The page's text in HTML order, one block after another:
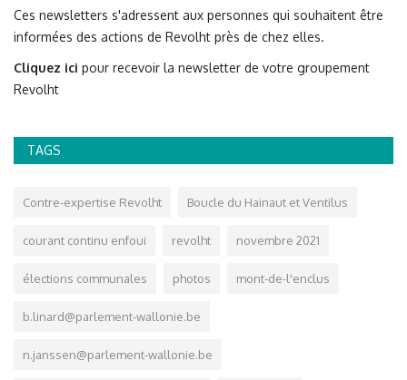
Ces newsletters s'adressent aux personnes qui souhaitent être
informées des actions de Revolht près de chez elles.
Cliquez ici pour recevoir la newsletter de votre groupement
Revolht
TAGS
Contre-expertise Revolht Boucle du Hainaut et Ventilus
courant continu enfoui revolht novembre 2021
élections communales photos mont-de-l'enclus
b.linard@parlement-wallonie.be
n.janssen@parlement-wallonie.be